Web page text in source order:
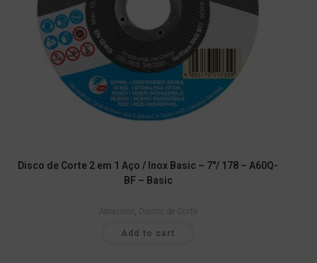
Disco de Corte 2 em 1 Aço / Inox Basic – 7″/ 178 – A60Q-
BF – Basic
Abrasivos , Discos de Corte
Add to cart